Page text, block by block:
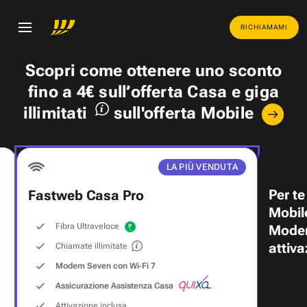
RICHIAMAMI
Scopri come ottenere uno sconto
fino a 4€ sull’offerta Casa egiga
illimitati
sull'offerta Mobile
LA PIÙ VENDUTA
Fastweb Casa Pro
Fibra Ultraveloce
Chiamate illimitate
Modem Seven con Wi‑Fi 7
Assicurazione Assistenza Casa
Per